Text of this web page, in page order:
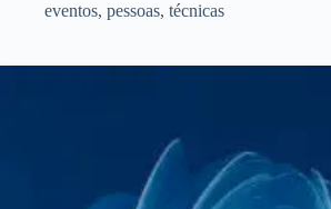
eventos, pessoas, técnicas